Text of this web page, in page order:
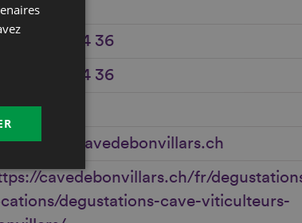
24 436 04 36
24 436 04 36
cavedebonvillars.ch/fr/
degustations-cave-viticulteurs-
DEUTSCH